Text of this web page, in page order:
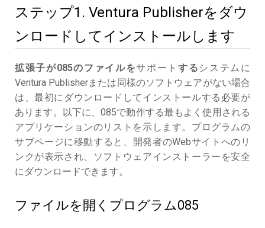
ステップ1. Ventura Publisherをダウ
ンロードしてインストールします
拡張子が085のファイルをサポートする システムに
Ventura Publisherまたは同様のソフトウェアがない場合
は、最初にダウンロードしてインストールする必要が
あります。以下に、085で動作する最もよく使用される
アプリケーションのリストを示します。プログラムの
サブページに移動すると、開発者のWebサイトへのリ
ンクが表示され、ソフトウェアインストーラーを安全
にダウンロードできます。
ファイルを開くプログラム085